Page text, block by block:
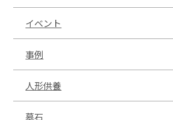
イベント
事例
人形供養
墓石